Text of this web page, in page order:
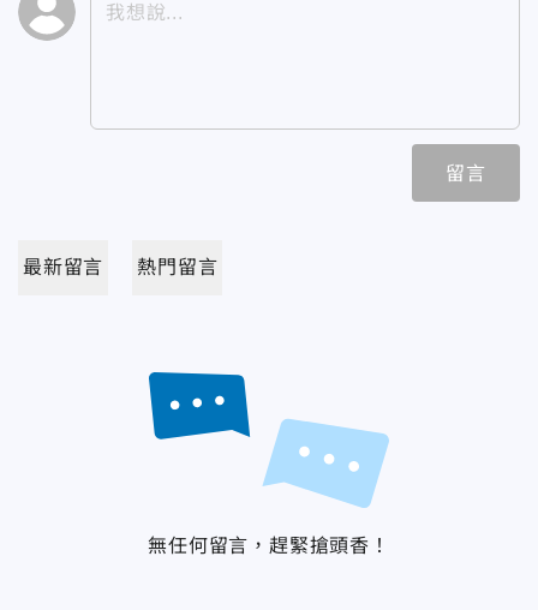
留言
最新留言 熱門留言
無任何留言，趕緊搶頭香！